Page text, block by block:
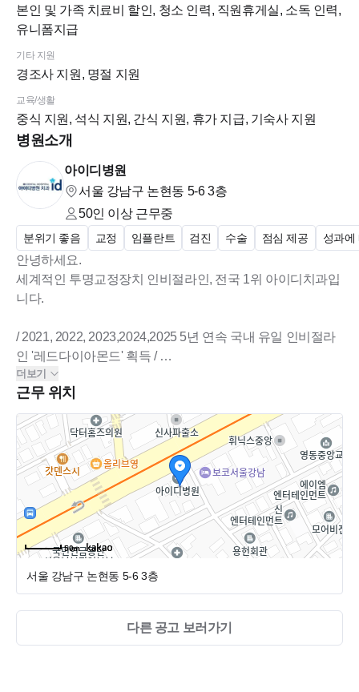
본인 및 가족 치료비 할인, 청소 인력, 직원휴게실, 소독 인력,
유니폼지급
기타 지원
경조사 지원, 명절 지원
교육/생활
중식 지원, 석식 지원, 간식 지원, 휴가 지급, 기숙사 지원
병원소개
아이디병원
서울 강남구 논현동 5-6 3층
50인 이상근무중
분위기 좋음 교정 임플란트 검진 수술 점심 제공 성과에
안녕하세요.
세계적인 투명교정장치 인비절라인, 전국 1위 아이디치과입
니다.
/ 2021, 2022, 2023,2024,2025 5년 연속 국내 유일 인비절라
인 '레드다이아몬드' 획득 /
/ 아이디치과 임플란트센터 '2022 대한민국 최고브랜드가치
대상' /
2006년부터 치아교정의 완성,
수 없이 개원하고 사라지는 치과들 사이에서 오직 치아교정
에 집중한 id치과의 교정 마침표
"아이디치과"에서 인재를 영입합니다.
아이디치과는 아이디병원 그룹 소속으로, 병원급 조직이 갖
춘 근무 시스템과 복지 혜택을 동일하게 적용받는 치과입니
더보기
근무 위치
50m
서울 강남구 논현동 5-6 3층
다른 공고 보러가기